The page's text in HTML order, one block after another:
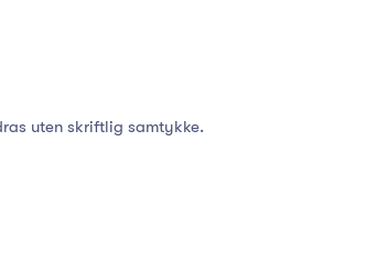
uten skriftlig samtykke.